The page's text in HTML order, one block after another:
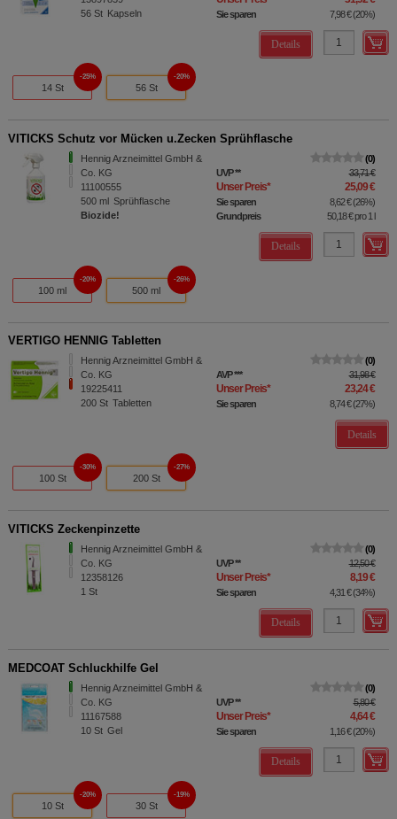
56 St Kapseln Sie sparen 7,98 €(20%)
Details
14 St
25%
56 St
20%
VITICKS Schutz vor Mücken u.Zecken Sprühflasche
Hennig Arzneimittel GmbH &
Co. KG
11100555
500 ml Sprühflasche
Biozide!
0
UVP** 33,71 €
Unser Preis* 25,09 €
Sie sparen 8,62 €(26%)
Grundpreis
50,18 €pro 1 l
Details
100 ml
20%
500 ml
26%
VERTIGO HENNIG Tabletten
Hennig Arzneimittel GmbH &
Co. KG
19225411
200 St Tabletten
0
AVP*** 31,98 €
Unser Preis* 23,24 €
Sie sparen 8,74 €(27%)
Details
100 St
30%
200 St
27%
VITICKS Zeckenpinzette
Hennig Arzneimittel GmbH &
Co. KG
12358126
1 St
0
UVP** 12,50 €
Unser Preis* 8,19 €
Sie sparen 4,31 €(34%)
Details
MEDCOAT Schluckhilfe Gel
Hennig Arzneimittel GmbH &
Co. KG
11167588
10 St Gel
0
UVP** 5,80 €
Unser Preis* 4,64 €
Sie sparen 1,16 €(20%)
Details
10 St
20%
30 St
19%